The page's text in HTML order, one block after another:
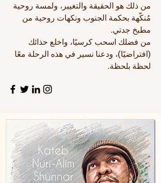
من ذلك هو الحقيقة والتغيير، ولمسة روحية
مُنكّهة بحكمة الجنوب ونكهات روحية من
مطبخ جدتي.
من فضلك اسحب كرسيًا، واخلع حذائك
(افتراضيًا)، ودعنا نسير في هذه الرحلة معًا
لحظة بلحظة.